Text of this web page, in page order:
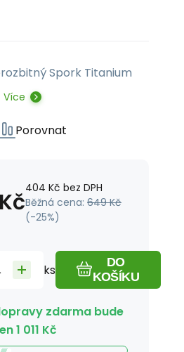
Spork Titanium
Více
Porovnat
Kč404 Kč bez DPH
Běžná cena: 649 Kč
(-25%)
ks
DO
KOŠÍKU
zdarma bude
1 011 Kč